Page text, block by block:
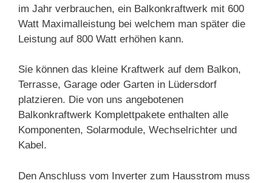
im Jahr verbrauchen, ein Balkonkraftwerk mit 600
Watt Maximalleistung bei welchem man später die
Leistung auf 800 Watt erhöhen kann.
Sie können das kleine Kraftwerk auf dem Balkon,
Terrasse, Garage oder Garten in Lüdersdorf
platzieren. Die von uns angebotenen
Balkonkraftwerk Komplettpakete enthalten alle
Komponenten, Solarmodule, Wechselrichter und
Kabel.
Den Anschluss vom Inverter zum Hausstrom muss